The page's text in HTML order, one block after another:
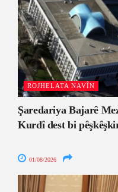
ROJHELATA NAVÎN
Şaredariya Bajarê
Kurdî dest bi
01/08/2026